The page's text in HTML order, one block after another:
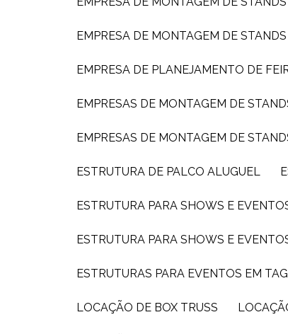
EMPRESA DE MONTAGEM DE
EMPRESA DE PLANEJAMENTO DE
EMPRESAS DE MONTAGEM DE
EMPRESAS DE MONTAGEM DE
ESTRUTURA DE PALCO ALUGUEL
ESTRUTURA PARA SHOWS E
ESTRUTURA PARA SHOWS E
ESTRUTURAS PARA EVENTOS EM
LOCAÇÃO DE BOX TRUSS